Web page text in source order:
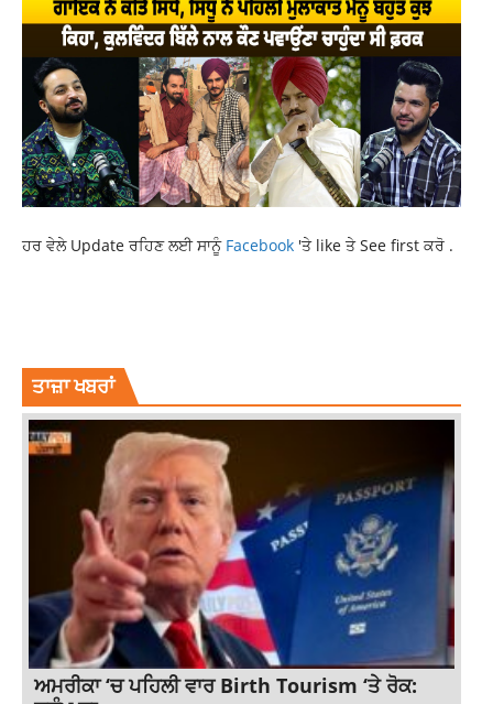
ਹਰ ਵੇਲੇ Update ਰਹਿਣ ਲਈ ਸਾਨੂੰ Facebook 'ਤੇ like ਤੇ See first ਕਰੋ .
ਤਾਜ਼ਾ ਖਬਰਾਂ
ਅਮਰੀਕਾ ‘ਚ ਪਹਿਲੀ ਵਾਰ Birth Tourism ‘ਤੇ ਰੋਕ: